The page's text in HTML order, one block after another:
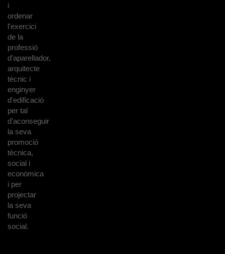
i
ordenar
l'exercici
de la
professió
d'aparellador,
arquitecte
tècnic i
enginyer
d'edificació
per tal
d'aconseguir
la seva
promoció
tècnica,
social i
econòmica
i per
projectar
la seva
funció
social.